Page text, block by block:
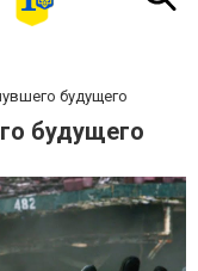
будущего
будущего